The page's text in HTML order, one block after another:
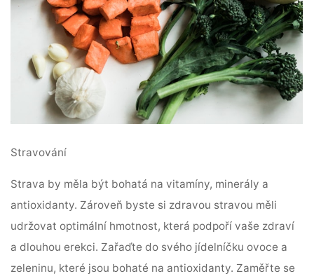
Stravování
Strava by měla být bohatá na vitamíny, minerály a
antioxidanty. Zároveň byste si zdravou stravou měli
udržovat optimální hmotnost, která podpoří vaše zdraví
a dlouhou erekci. Zařaďte do svého jídelníčku ovoce a
zeleninu, které jsou bohaté na antioxidanty. Zaměřte se